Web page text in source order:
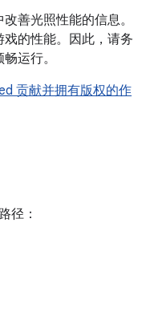
善光照性能的信息。
的性能。因此，请务
运行。
贡献并拥有版权的作
径：